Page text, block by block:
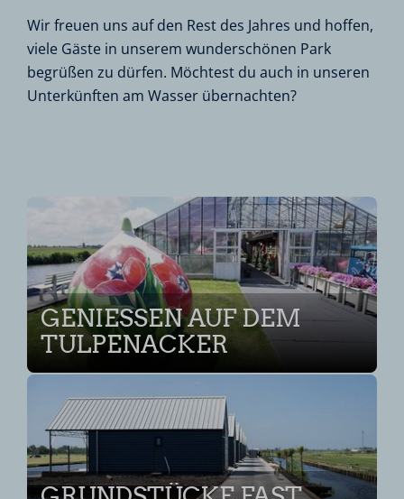
Wir freuen uns auf den Rest des Jahres und hoffen,
viele Gäste in unserem wunderschönen Park
begrüßen zu dürfen. Möchtest du auch in unseren
Unterkünften am Wasser übernachten?
GENIESSEN AUF DEM T
ULPENACKER